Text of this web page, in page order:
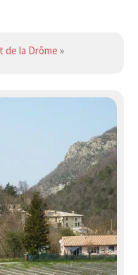
de la Drôme »